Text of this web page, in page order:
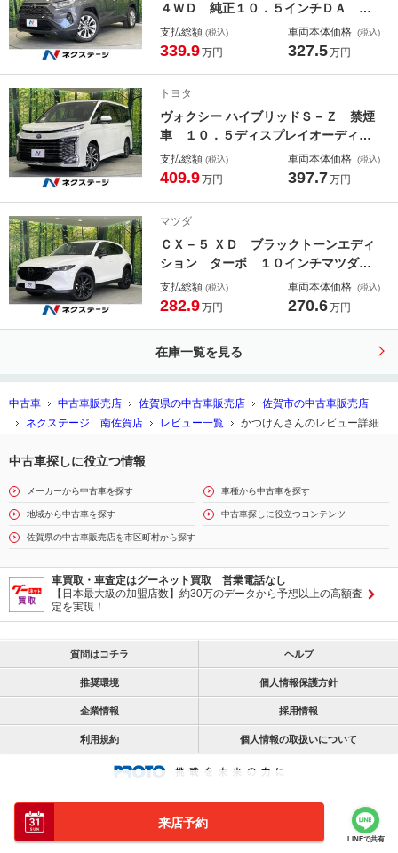
来店予約
LINEで共有
４ＷＤ 純正１０．５インチＤＡ Ａ
ｐｐｌｅＣａｌａｙ デジタルインナ
ーミラー セーフティセンス レーダ
ー スマートエントリー
支払総額 (税込)
339.9万円
車両本体価格 (税込)
327.5万円
トヨタ
ヴォクシー ハイブリッドＳ－Ｚ 禁煙
車 １０．５ディスプレイオーディ
オ 両側電動ドア バックカメラ 衝
突被害軽減システム ハーフレザーシ
２．０ 純正１７インチアルミ
支払総額 (税込)
409.9万円
車両本体価格 (税込)
397.7万円
マツダ
ＣＸ－５ ＸＤ ブラックトーンエディ
ション ターボ １０インチマツダコ
ネクト 全周囲カメラ 衝突被害軽減
システム レーダークルーズ 禁煙
ナーセンサー スマートキー
支払総額 (税込)
282.9万円
車両本体価格 (税込)
270.6万円
在庫一覧を見る
中古車 中古車販売店 佐賀県の中古車販売店
佐賀市の中古車販売店
ネクステージ 南佐賀店
レビュー一覧 かつけんさんのレビュー詳細
中古車探しに役立つ情報
メーカーから中古車を探す 車種から中古車を探す
地域から中古車を探す 中古車探しに役立つコンテンツ
佐賀県の中古車販売店を市区町村から探す
車買取・車査定はグーネット買取 営業電話なし
【日本最大級の加盟店数】約30万のデータから予想以上の高額査
定を実現！
質問はコチラ ヘルプ
推奨環境 個人情報保護方針
企業情報 採用情報
利用規約 個人情報の取扱いについて